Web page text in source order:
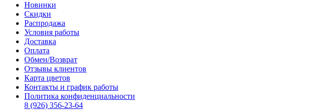
Новинки
Скидки
Распродажа
Условия работы
Доставка
Оплата
Обмен/Возврат
Отзывы клиентов
Карта цветов
Контакты и график работы
Политика конфиденциальности
8 (926) 356-23-64